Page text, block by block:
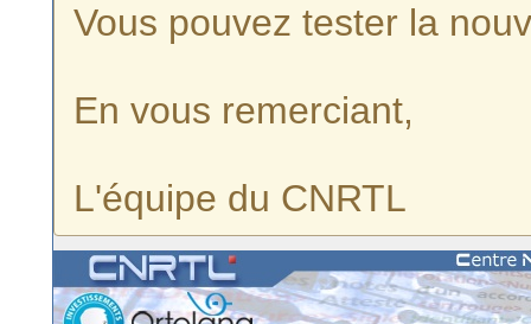
Vous pouvez tester la
En vous remerciant,
L'équipe du CNRTL